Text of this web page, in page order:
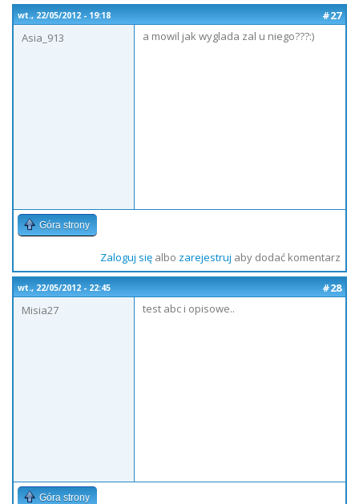
wt., 22/05/2012 - 19:18
#27
Asia_913
a mowil jak wyglada zal u niego???:)
Góra strony
Zaloguj sięalbo zarejestruj aby dodać komentarz
wt., 22/05/2012 - 22:45
#28
Misia27
test abc i opisowe..
Góra strony